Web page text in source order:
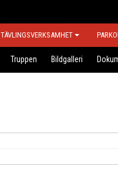
TÄVLINGSVERKSAMHET
Truppen Bildgalleri